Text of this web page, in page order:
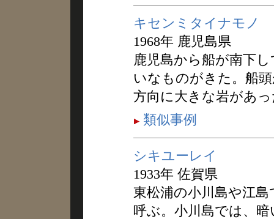
キセンミタイナモノ
1968年 鹿児島県
鹿児島から船が南下
いなものがきた。船
方向に大きな岩があ
類似事例
シキユーレイ
1933年 佐賀県
東松浦の小川島や江
呼ぶ。小川島では、